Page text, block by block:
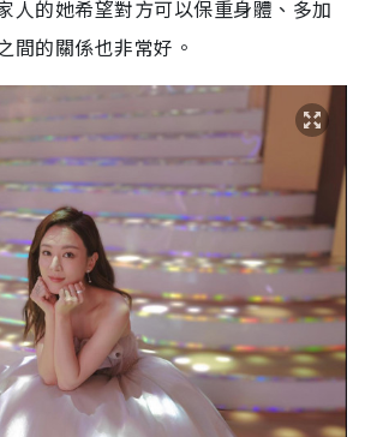
人的她希望對方可以保重身體、多加
間的關係也非常好。